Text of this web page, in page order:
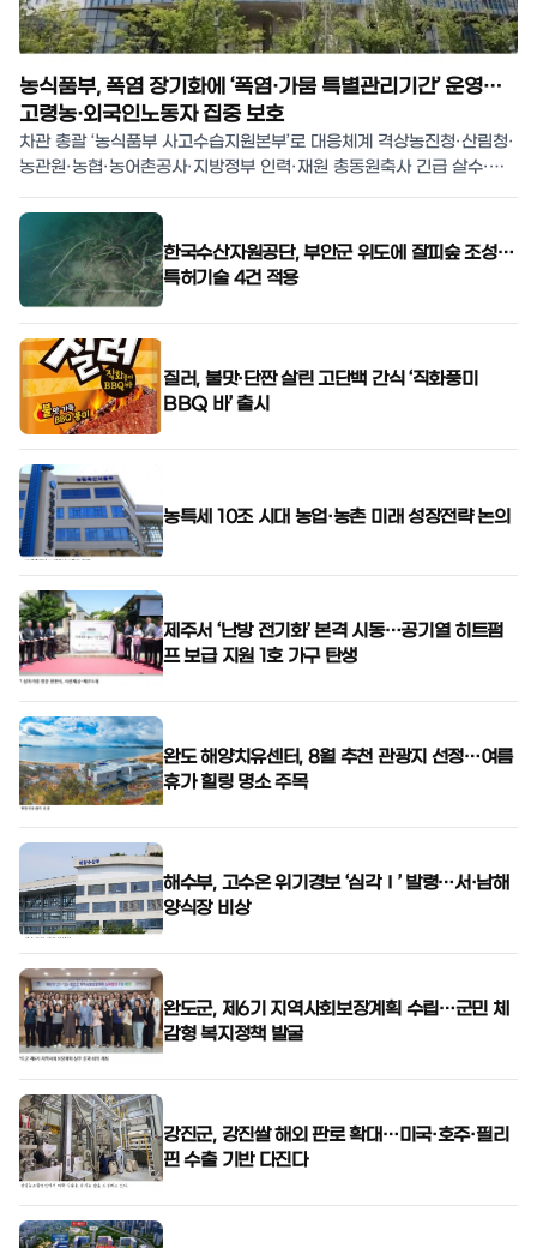
농식품부, 폭염 장기화에 ‘폭염·가뭄 특별관리기간’ 운영…
고령농·외국인노동자 집중 보호
차관 총괄 ‘농식품부 사고수습지원본부’로 대응체계 격상농진청·산림청·
농관원·농협·농어촌공사·지방정부 인력·재원 총동원축사 긴급 살수·농
작물 일소
한국수산자원공단, 부안군 위도에 잘피숲 조성…
특허기술 4건 적용
질러, 불맛·단짠 살린 고단백 간식 ‘직화풍미
BBQ 바’ 출시
농특세 10조 시대 농업·농촌 미래 성장전략 논의
제주서 ‘난방 전기화’ 본격 시동…공기열 히트펌
프 보급 지원 1호 가구 탄생
완도 해양치유센터, 8월 추천 관광지 선정…여름
휴가 힐링 명소 주목
해수부, 고수온 위기경보 ‘심각Ⅰ’ 발령…서·남해
양식장 비상
완도군, 제6기 지역사회보장계획 수립…군민 체
감형 복지정책 발굴
강진군, 강진쌀 해외 판로 확대…미국·호주·필리
핀 수출 기반 다진다